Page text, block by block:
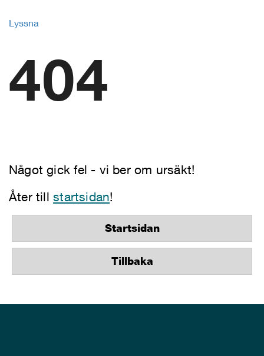
Lyssna
404
Något gick fel - vi ber om ursäkt!
Åter tillstartsidan!
Startsidan
Tillbaka